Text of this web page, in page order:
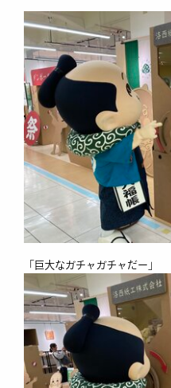
「巨大なガチャガチャだー」